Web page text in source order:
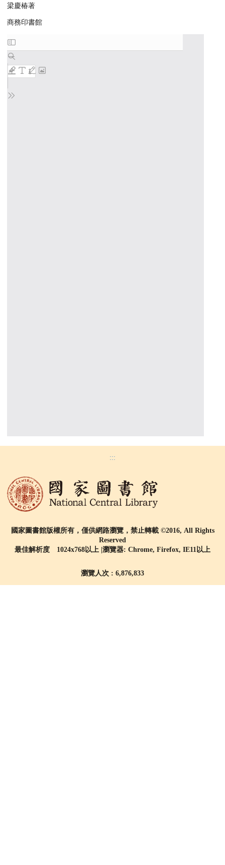
梁慶椿著
商務印書館
:::
國家圖書館版權所有，僅供網路瀏覽，禁止轉載 ©2016, All Rights
Reserved
最佳解析度 1024x768以上 |瀏覽器: Chrome, Firefox, IE11以上
瀏覽人次 : 6,876,833